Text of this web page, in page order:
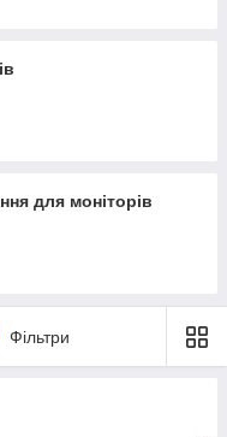
для моніторів
Фільтри